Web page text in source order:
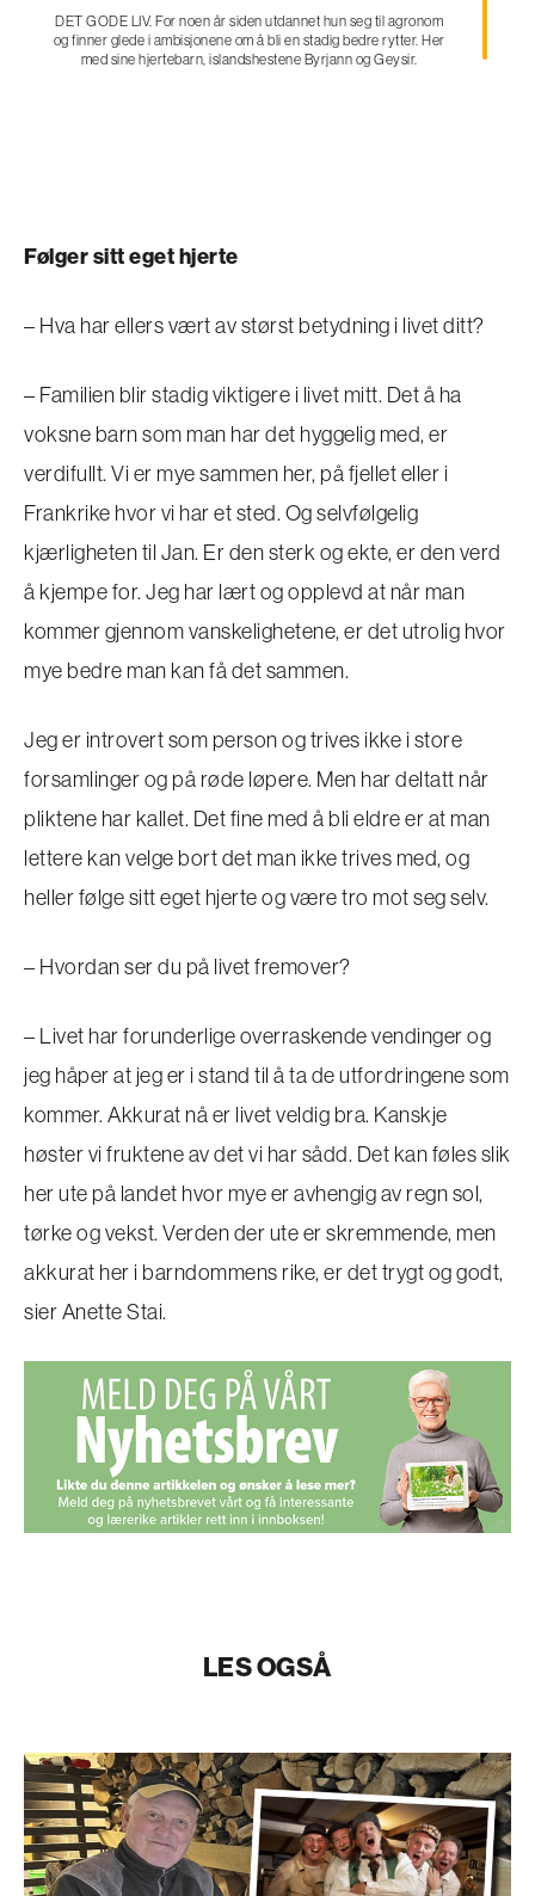
DET GODE LIV. For noen år siden utdannet hun seg til agronom
og finner glede i ambisjonene om å bli en stadig bedre rytter. Her
med sine hjertebarn, islandshestene Byrjann og Geysir.
Følger sitt eget hjerte
– Hva har ellers vært av størst betydning i livet ditt?
– Familien blir stadig viktigere i livet mitt. Det å ha
voksne barn som man har det hyggelig med, er
verdifullt. Vi er mye sammen her, på fjellet eller i
Frankrike hvor vi har et sted. Og selvfølgelig
kjærligheten til Jan. Er den sterk og ekte, er den verd
å kjempe for. Jeg har lært og opplevd at når man
kommer gjennom vanskelighetene, er det utrolig hvor
mye bedre man kan få det sammen.
Jeg er introvert som person og trives ikke i store
forsamlinger og på røde løpere. Men har deltatt når
pliktene har kallet. Det fine med å bli eldre er at man
lettere kan velge bort det man ikke trives med, og
heller følge sitt eget hjerte og være tro mot seg selv.
– Hvordan ser du på livet fremover?
– Livet har forunderlige overraskende vendinger og
jeg håper at jeg er i stand til å ta de utfordringene som
kommer. Akkurat nå er livet veldig bra. Kanskje
høster vi fruktene av det vi har sådd. Det kan føles slik
her ute på landet hvor mye er avhengig av regn sol,
tørke og vekst. Verden der ute er skremmende, men
akkurat her i barndommens rike, er det trygt og godt,
sier Anette Stai.
LES OGSÅ